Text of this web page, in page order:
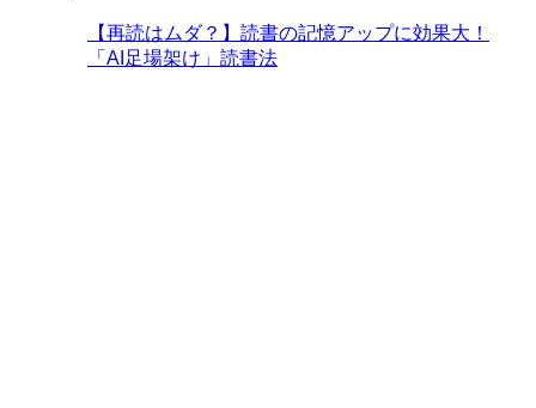
【再読はムダ？】読書の記憶アップに効果大！
「AI足場架け」読書法